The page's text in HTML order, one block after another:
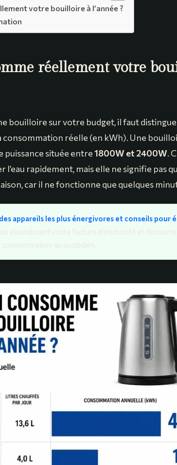
votre bouilloire à l’année ?
réellement votre
bouilloire sur votre budget, il faut
consommation réelle (en kWh). Une
située entre1800W et 2400W.
rapidement, mais elle ne signifie pas
car il ne fonctionne que quelques
appareils les plus énergivores et conseils pour
alourdissent votre facture d’électricité et
au quotidien.